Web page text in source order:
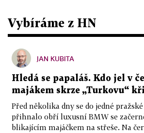
Vybíráme z HN
JAN KUBITA
Hledá se papaláš. Kdo jel v
majákem skrze „Turkovu“
Před několika dny se do jedné
přihnalo obří luxusní BMW se
blikajícím majáčkem na střeše. Na